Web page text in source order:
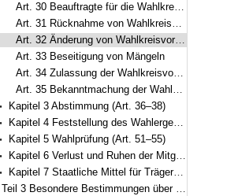
Art. 30 Beauftragte für die Wahlkreisvorschläge
Art. 31 Rücknahme von Wahlkreisvorschlägen
Art. 32 Änderung von Wahlkreisvorschlägen
Art. 33 Beseitigung von Mängeln
Art. 34 Zulassung der Wahlkreisvorschläge
Art. 35 Bekanntmachung der Wahlkreisvorschläge
Bereich erweitern
Kapitel 3 Abstimmung (Art. 36–38)
Bereich erweitern
Kapitel 4 Feststellung des Wahlergebnisses (Art. 39–50)
Bereich erweitern
Kapitel 5 Wahlprüfung (Art. 51–55)
Bereich erweitern
Kapitel 6 Verlust und Ruhen der Mitgliedschaft (Art. 56–59)
Bereich erweitern
Kapitel 7 Staatliche Mittel für Träger von Wahlvorschlägen (Art. 60–61)
Teil 3 Besondere Bestimmungen über Volksbegehren und Volksentscheid (Art. 62–88)